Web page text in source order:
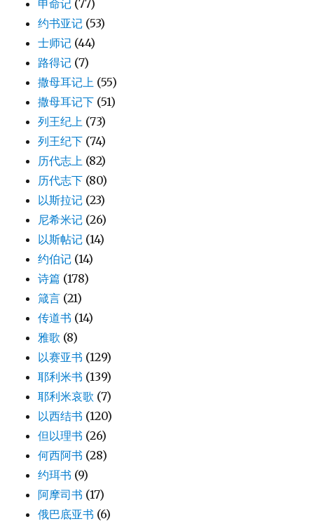
申命记 (77)
约书亚记 (53)
士师记 (44)
路得记 (7)
撒母耳记上 (55)
撒母耳记下 (51)
列王纪上 (73)
列王纪下 (74)
历代志上 (82)
历代志下 (80)
以斯拉记 (23)
尼希米记 (26)
以斯帖记 (14)
约伯记 (14)
诗篇 (178)
箴言 (21)
传道书 (14)
雅歌 (8)
以赛亚书 (129)
耶利米书 (139)
耶利米哀歌 (7)
以西结书 (120)
但以理书 (26)
何西阿书 (28)
约珥书 (9)
阿摩司书 (17)
俄巴底亚书 (6)